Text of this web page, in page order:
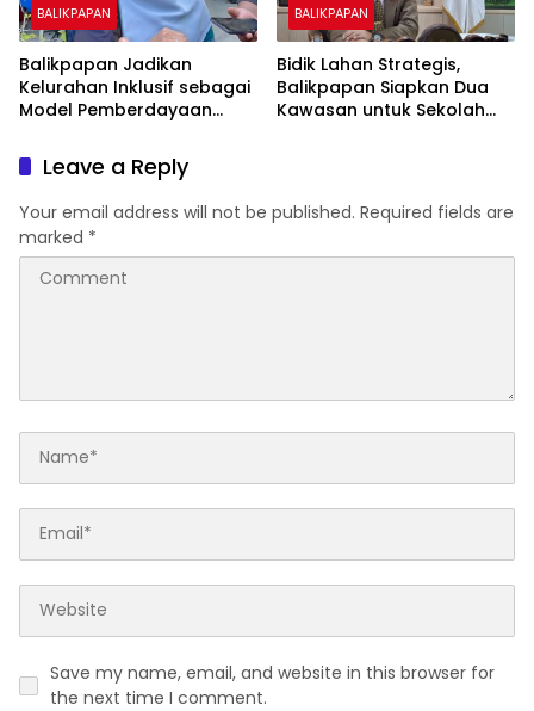
BALIKPAPAN
Balikpapan Jadikan
Kelurahan Inklusif sebagai
Model Pemberdayaan
BALIKPAPAN
Bidik Lahan Strategis,
Balikpapan Siapkan Dua
Kawasan untuk Sekolah
Leave a Reply
Your email address will not be published. Required fields are
marked *
Save my name, email, and website in this browser for
the next time I comment.